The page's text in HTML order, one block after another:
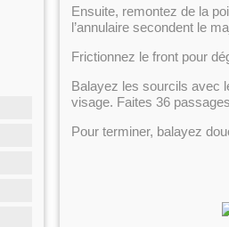
Ensuite, remontez de la
l’annulaire secondent le
Frictionnez le front pour
Balayez les sourcils avec
visage. Faites 36
Pour terminer, balayez